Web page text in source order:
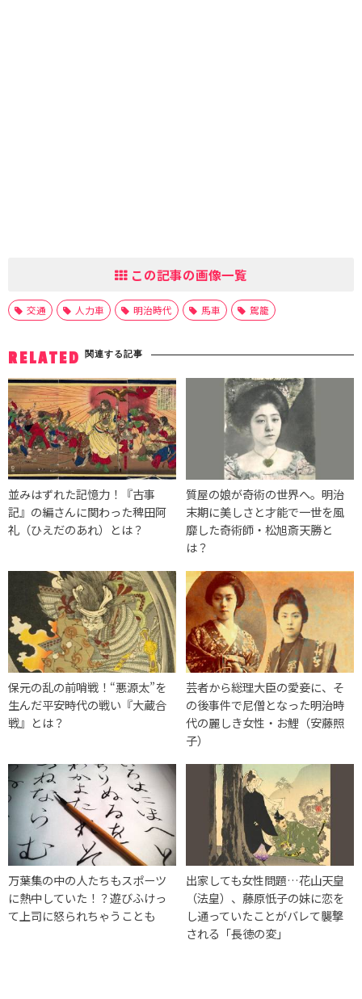
この記事の画像一覧
交通 人力車 明治時代 馬車 駕籠
RELATED 関連する記事
並みはずれた記憶力！『古事
記』の編さんに関わった稗田阿
礼（ひえだのあれ）とは？
質屋の娘が奇術の世界へ。明治
末期に美しさと才能で一世を風
靡した奇術師・松旭斎天勝と
は？
保元の乱の前哨戦！“悪源太”を
生んだ平安時代の戦い『大蔵合
戦』とは？
芸者から総理大臣の愛妾に、そ
の後事件で尼僧となった明治時
代の麗しき女性・お鯉（安藤照
子）
万葉集の中の人たちもスポーツ
に熱中していた！？遊びふけっ
て上司に怒られちゃうことも
出家しても女性問題…花山天皇
（法皇）、藤原忯子の妹に恋を
し通っていたことがバレて襲撃
される「長徳の変」